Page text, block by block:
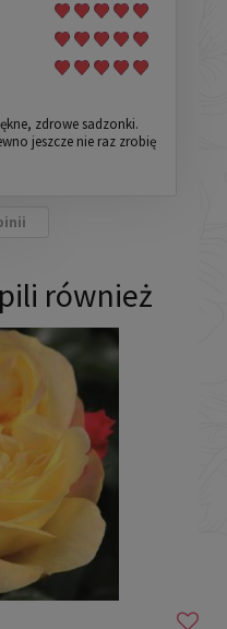
zdrowe sadzonki.
jeszcze nie raz zrobię
również